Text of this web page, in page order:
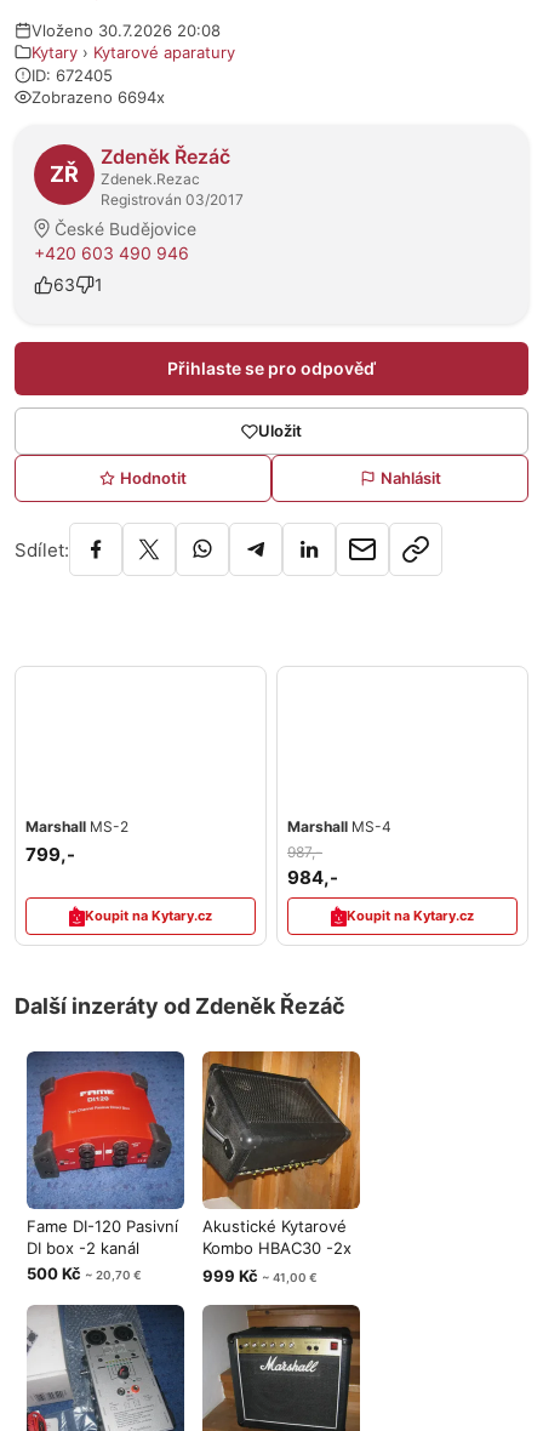
Vloženo 30.7.2026 20:08
Kytary › Kytarové aparatury
ID: 672405
Zobrazeno 6694x
O prodejci
ZŘ
Zdeněk Řezáč
Zdenek.Rezac
Registrován 03/2017
České Budějovice
+420 603 490 946
63
1
Přihlaste se pro odpověď
Uložit
Hodnotit Nahlásit
Sdílet:
Marshall MS-2
799,-
Koupit na Kytary.cz
Marshall MS-4
987,-
984,-
Koupit na Kytary.cz
Další inzeráty od Zdeněk Řezáč
Fame DI-120 Pasivní
DI box -2 kanál
500 Kč ~ 20,70 €
Akustické Kytarové
Kombo HBAC30 -2x
vstup
999 Kč ~ 41,00 €